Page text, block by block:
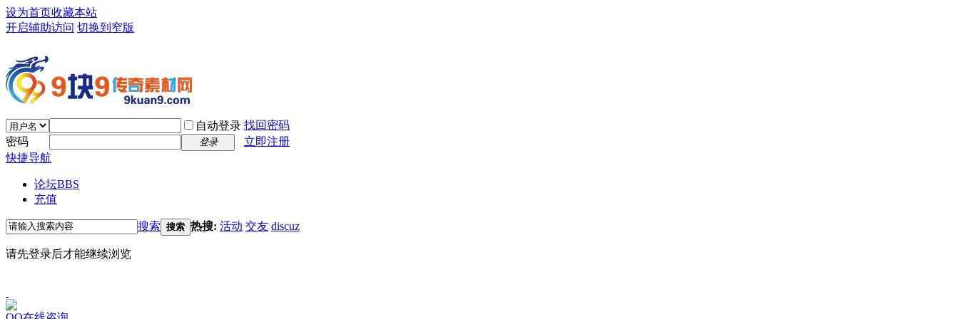
设为首页收藏本站
开启辅助访问 切换到窄版
自动登录 找回密码
密码
登录
立即注册
快捷导航
论坛BBS
充值
搜索 搜索 热搜: 活动 交友 discuz
请先登录后才能继续浏览